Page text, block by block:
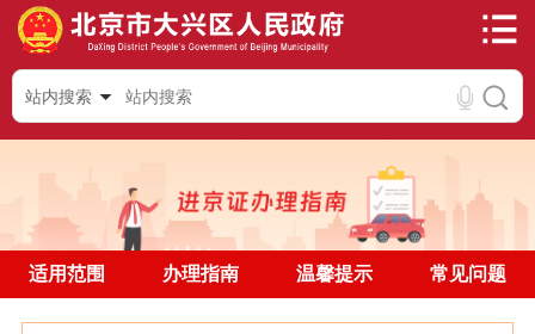
站内搜索
适用范围 办理指南 温馨提示 常见问题